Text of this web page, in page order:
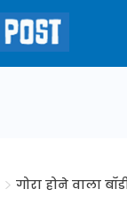
गोरा होने वाला